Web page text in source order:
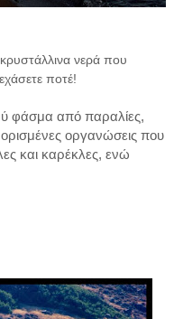
νερά που
ποτέ!
φάσμα από παραλίες,
οργανώσεις που
και καρέκλες, ενώ